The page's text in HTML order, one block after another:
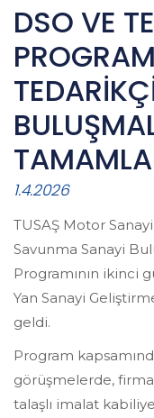
DSO VE
1.4.2026
TUSAŞ Motor
Savunma Sanayi
Programının ikinci
Yan Sanayi
geldi.
Program
görüşmelerde,
talaşlı imalat